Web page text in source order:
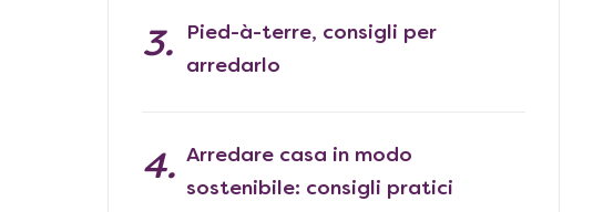
Pied-à-terre, consigli per
arredarlo
Arredare casa in modo
sostenibile: consigli pratici